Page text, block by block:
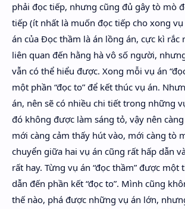
phải đọc tiếp, nhưng cũng đủ gây tò mò
tiếp (ít nhất là muốn đọc tiếp cho xong
án của Đọc thầm là án lồng án, cực kì rắc
liên quan đến hằng hà vô số người,
vẫn có thể hiểu được. Xong mỗi vụ án
một phần “đọc to” để kết thúc vụ án.
án, nên sẽ có nhiều chi tiết trong những
đó không được làm sáng tỏ, vậy nên
mới càng cảm thấy hút vào, mới càng tò
chuyển giữa hai vụ án cũng rất hấp dẫn
rất hay. Từng vụ án “đọc thầm” được một
dẫn đến phần kết “đọc to”. Mình cũng
thế nào, phá được những vụ án lớn,